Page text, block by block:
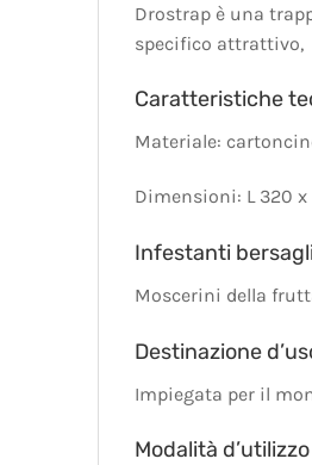
Drostrap è una
specifico attrattivo,
Caratteristiche
Materiale:
Dimensioni: L 320 x
Infestanti
Moscerini della
Destinazione
Impiegata per il
Modalità d’utilizzo